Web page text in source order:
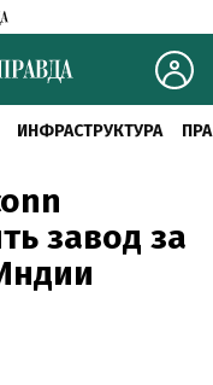
ИНФРАСТРУКТУРА
завод за